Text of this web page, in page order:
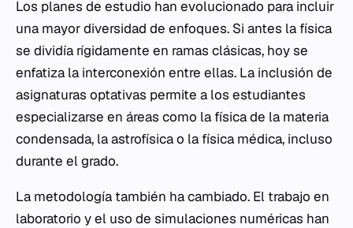
Los planes de estudio han evolucionado para incluir
una mayor diversidad de enfoques. Si antes la física
se dividía rígidamente en ramas clásicas, hoy se
enfatiza la interconexión entre ellas. La inclusión de
asignaturas optativas permite a los estudiantes
especializarse en áreas como la física de la materia
condensada, la astrofísica o la física médica, incluso
durante el grado.
La metodología también ha cambiado. El trabajo en
laboratorio y el uso de simulaciones numéricas han